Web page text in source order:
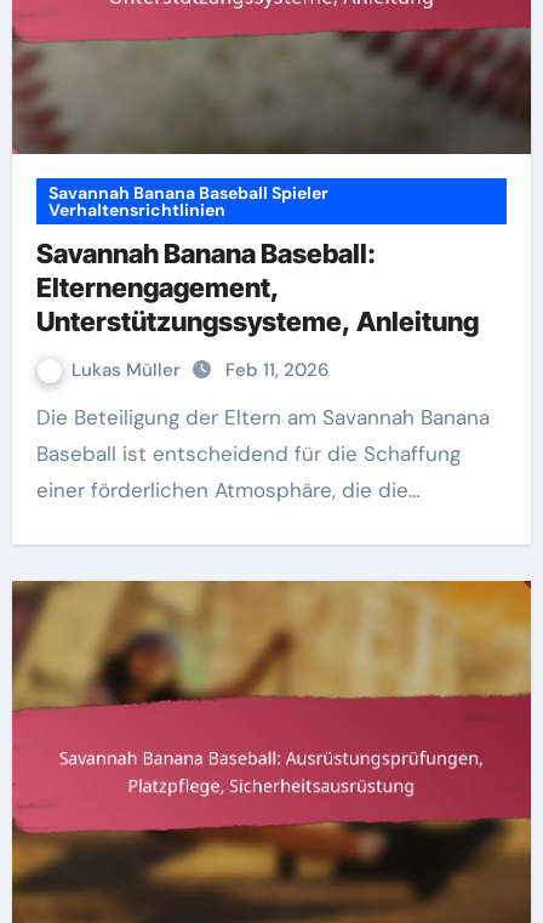
Savannah Banana Baseball Spieler
Verhaltensrichtlinien
Savannah Banana Baseball:
Elternengagement,
Unterstützungssysteme, Anleitung
Lukas Müller Feb 11, 2026
Die Beteiligung der Eltern am Savannah Banana
Baseball ist entscheidend für die Schaffung
einer förderlichen Atmosphäre, die die…